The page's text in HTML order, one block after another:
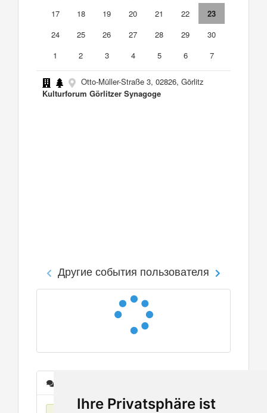
Ihre Privatsphäre ist
17
18 19 20 21 22
23
24
25 26 27 28 29
30
1
2 3 4 5 6 7
Otto-Müller-Straße 3, 02826, Görlitz
Kulturforum Görlitzer Synagoge
Другие события пользователя